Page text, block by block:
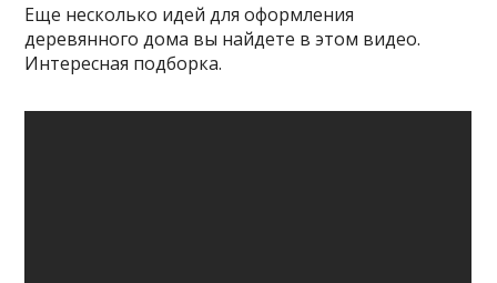
Еще несколько идей для оформления
деревянного дома вы найдете в этом видео.
Интересная подборка.